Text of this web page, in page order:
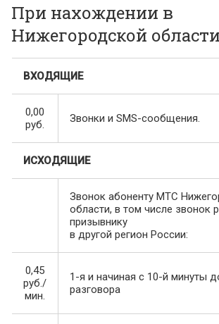
При нахождении в
Нижегородской области
ВХОДЯЩИЕ
0,00
руб.
Звонки и SMS-сообщения.
ИСХОДЯЩИЕ
Звонок абоненту МТС
области, в том числе звонок
призывнику
в другой регион России:
0,45
руб./
мин.
1-я и начиная с 10-й минуты
разговора